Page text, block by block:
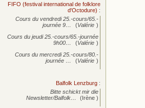
FIFO (festival international de folklore
d'Octodure) :
Cours du vendredi 25.-cours/65.-
journée 9… (Valérie )
Cours du jeudi 25.-cours/65.-journée
9h00…
(Valérie )
Cours du mercredi 25.-cours/80.-
journée … (Valérie )
Balfolk Lenzburg :
Bitte schickt mir die
Newsletter/Balfolk…
(Irène )